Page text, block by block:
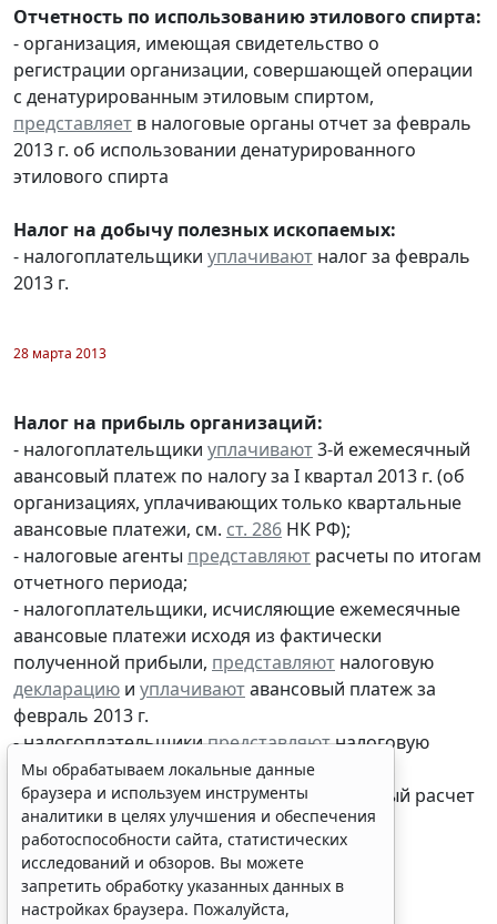
Отчетность по использованию этилового спирта:
- организация, имеющая свидетельство о
регистрации организации, совершающей операции
с денатурированным этиловым спиртом,
представляет в налоговые органы отчет за февраль
2013 г. об использовании денатурированного
этилового спирта
Налог на добычу полезных ископаемых:
- налогоплательщики уплачивают налог за февраль
2013 г.
28 марта 2013
Налог на прибыль организаций:
- налогоплательщики уплачивают3-й ежемесячный
авансовый платеж по налогу за I квартал 2013 г. (об
организациях, уплачивающих только квартальные
авансовые платежи, см. ст. 286 НК РФ);
- налоговые агенты представляют расчеты по итогам
отчетного периода;
- налогоплательщики, исчисляющие ежемесячные
авансовые платежи исходя из фактически
полученной прибыли, представляют налоговую
декларацию и уплачиваютавансовый платеж за
февраль 2013 г.
- налогоплательщикипредставляютналоговую
декларациюиуплачиваютналог за 2012 г.;
- налоговые агентыпредставляют
налоговый расчет
за 2012 г.;
1 апреля 2013
Мы обрабатываем локальные данные
браузера и используем инструменты
аналитики в целях улучшения и обеспечения
работоспособности сайта, статистических
запретить обработку указанных данных в
настройках браузера. Пожалуйста,
ознакомьтесь с условиями их обработки.
Принять